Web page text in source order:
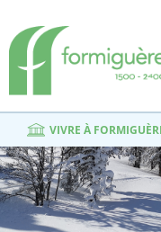
VIVRE À